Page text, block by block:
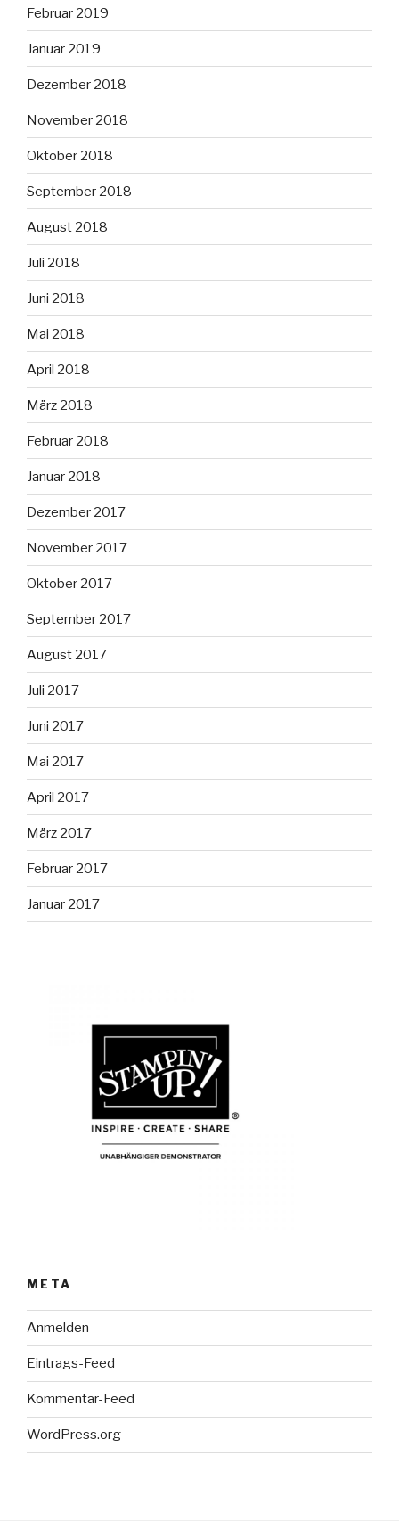
Februar 2019
Januar 2019
Dezember 2018
November 2018
Oktober 2018
September 2018
August 2018
Juli 2018
Juni 2018
Mai 2018
April 2018
März 2018
Februar 2018
Januar 2018
Dezember 2017
November 2017
Oktober 2017
September 2017
August 2017
Juli 2017
Juni 2017
Mai 2017
April 2017
März 2017
Februar 2017
Januar 2017
META
Anmelden
Eintrags-Feed
Kommentar-Feed
WordPress.org